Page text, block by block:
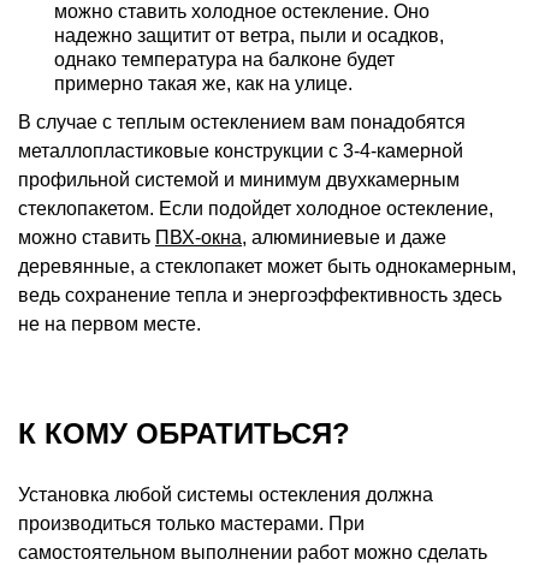
можно ставить холодное остекление. Оно
надежно защитит от ветра, пыли и осадков,
однако температура на балконе будет
примерно такая же, как на улице.
В случае с теплым остеклением вам понадобятся
металлопластиковые конструкции с 3-4-камерной
профильной системой и минимум двухкамерным
стеклопакетом. Если подойдет холодное остекление,
можно ставить ПВХ-окна, алюминиевые и даже
деревянные, а стеклопакет может быть однокамерным,
ведь сохранение тепла и энергоэффективность здесь
не на первом месте.
К КОМУ ОБРАТИТЬСЯ?
Установка любой системы остекления должна
производиться только мастерами. При
самостоятельном выполнении работ можно сделать